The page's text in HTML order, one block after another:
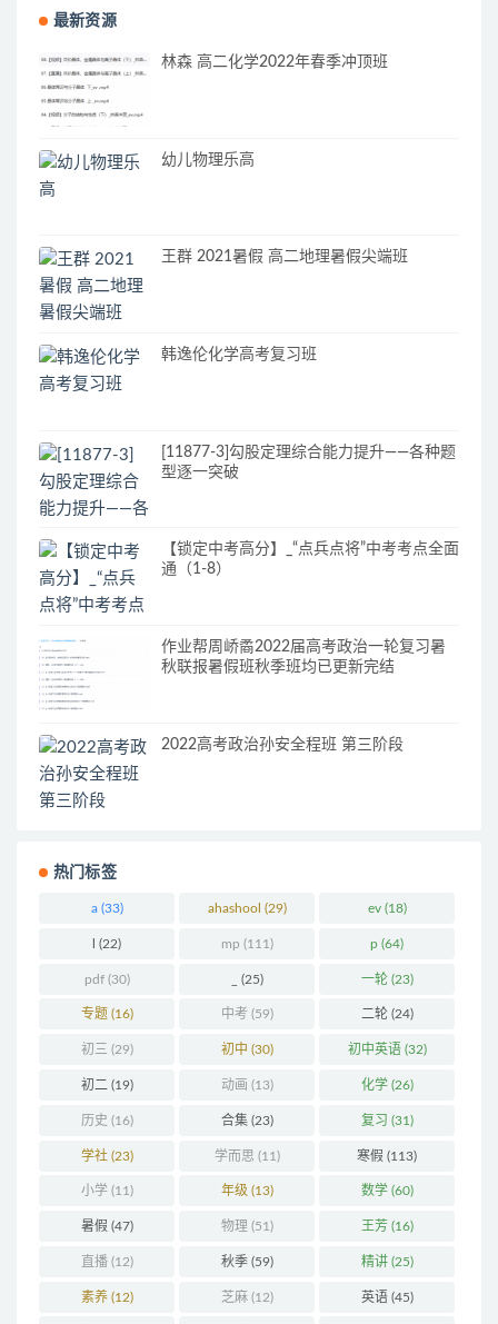
最新资源
林森 高二化学2022年春季冲顶班
幼儿物理乐高
王群 2021暑假 高二地理暑假尖端班
韩逸伦化学高考复习班
[11877-3]勾股定理综合能力提升——各种题
型逐一突破
【锁定中考高分】_“点兵点将”中考考点全面
通（1-8）
作业帮周峤矞2022届高考政治一轮复习暑
秋联报暑假班秋季班均已更新完结
2022高考政治孙安全程班 第三阶段
热门标签
a(33) ahashool (29) ev(18)
(22) mp (111) p (64)
pdf(30) (25) 一轮(23)
专题(16) 中考 (59) 二轮(24)
初三 (29) 初中 (30) 初中英语(32)
初二 (19) 动画 (13) 化学(26)
历史 (16) 合集(23) 复习 (31)
学社(23) 学而思 (11) 寒假 (113)
小学(11) 年级 (13) 数学(60)
暑假 (47) 物理 (51) 王芳(16)
直播(12) 秋季(59) 精讲(25)
素养(12) 芝麻(12) 英语(45)